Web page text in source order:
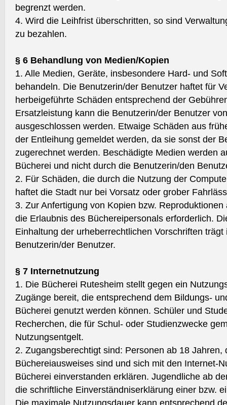
begrenzt werden.
4. Wird die Leihfrist überschritten, so sind
zu bezahlen.
§ 6 Behandlung von Medien/Kopien
1. Alle Medien, Geräte, insbesondere Hard- und
behandeln. Die Benutzerin/der Benutzer haftet für
herbeigeführte Schäden entsprechend der
Ersatzleistung kann die Benutzerin/der Benutzer
ausgeschlossen werden. Etwaige Schäden aus
der Entleihung gemeldet werden, da sie sonst der
zugerechnet werden. Beschädigte Medien werden
Bücherei und nicht durch die Benutzerin/den
2. Für Schäden, die durch die Nutzung der
haftet die Stadt nur bei Vorsatz oder grober
3. Zur Anfertigung von Kopien bzw.
die Erlaubnis des Büchereipersonals erforderlich.
Einhaltung der urheberrechtlichen Vorschriften trägt
Benutzerin/der Benutzer.
§ 7 Internetnutzung
1. Die Bücherei Rutesheim stellt gegen ein
Zugänge bereit, die entsprechend dem Bildungs-
Bücherei genutzt werden können. Schüler und
Recherchen, die für Schul- oder Studienzwecke
Nutzungsentgelt.
2. Zugangsberechtigt sind: Personen ab 18 Jahren,
Büchereiausweises sind und sich mit den Internet-
Bücherei einverstanden erklären. Jugendliche ab
die schriftliche Einverständniserklärung einer bzw.
Die maximale Nutzungsdauer kann entsprechend